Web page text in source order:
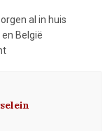
al in huis
België